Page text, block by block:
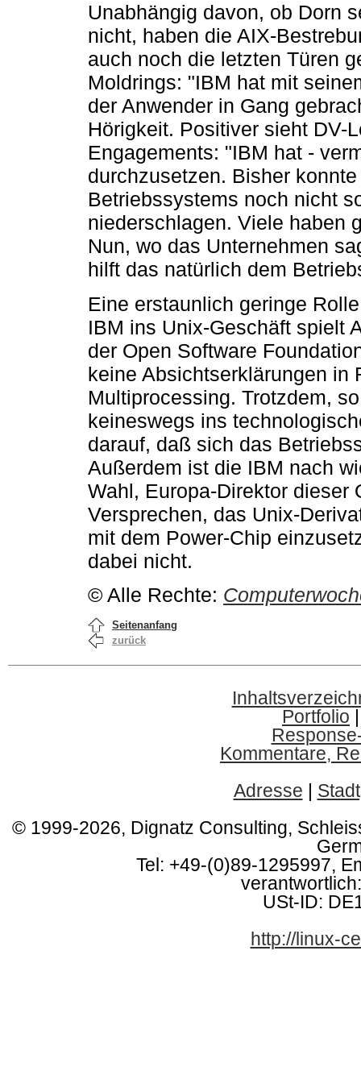
Unabhängig davon, ob Dorn
nicht, haben die AIX-
auch noch die letzten Türen
Moldrings: "IBM hat mit
der Anwender in Gang
Hörigkeit. Positiver sieht DV-
Engagements: "IBM hat -
durchzusetzen. Bisher
Betriebssystems noch nicht
niederschlagen. Viele haben
Nun, wo das Unternehmen
hilft das natürlich dem
Eine erstaunlich geringe
IBM ins Unix-Geschäft spielt
der Open Software
keine Absichtserklärungen in
Multiprocessing. Trotzdem,
keineswegs ins
darauf, daß sich das
Außerdem ist die IBM nach
Wahl, Europa-Direktor dieser
Versprechen, das Unix-
mit dem Power-Chip
dabei nicht.
© Alle Rechte:
Seitenanfang
zurück
Portfolio
Kommentare,
Adresse |
© 1999-2026, Dignatz Consulting,
Tel: +49-(0)89-1295997,
USt-ID:
http://linux-